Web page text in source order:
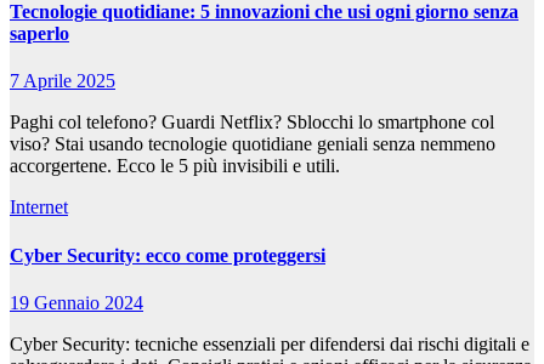
Tecnologie quotidiane: 5 innovazioni che usi ogni giorno senza
saperlo
7 Aprile 2025
Paghi col telefono? Guardi Netflix? Sblocchi lo smartphone col
viso? Stai usando tecnologie quotidiane geniali senza nemmeno
accorgertene. Ecco le 5 più invisibili e utili.
Internet
Cyber Security: ecco come proteggersi
19 Gennaio 2024
Cyber Security: tecniche essenziali per difendersi dai rischi digitali e